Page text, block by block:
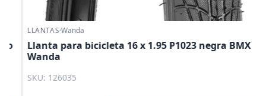
LLANTAS·Wanda
Llanta para bicicleta 16 x 1.95 P1023 negra BMX
Wanda
SKU: 126035